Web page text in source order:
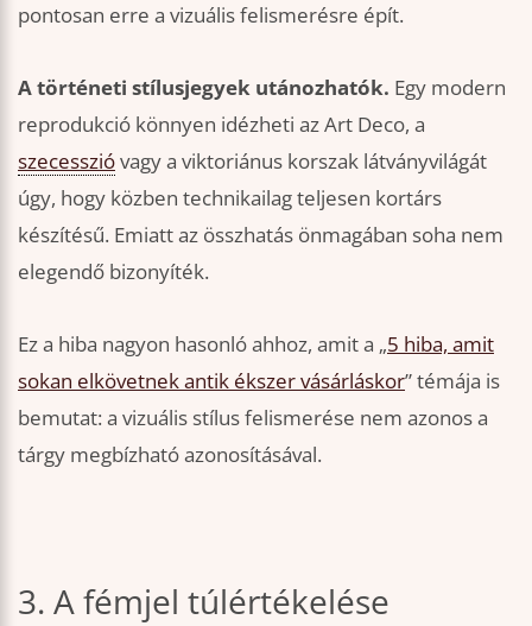
pontosan erre a vizuális felismerésre épít.
A történeti stílusjegyek utánozhatók. Egy modern
reprodukció könnyen idézheti az Art Deco, a
szecesszióvagy a viktoriánus korszak látványvilágát
úgy, hogy közben technikailag teljesen kortárs
készítésű. Emiatt az összhatás önmagában soha nem
elegendő bizonyíték.
Ez a hiba nagyon hasonló ahhoz, amit a „5 hiba, amit
sokan elkövetnek antik ékszer vásárláskor” témája is
bemutat: a vizuális stílus felismerése nem azonos a
tárgy megbízható azonosításával.
3. A fémjel túlértékelése